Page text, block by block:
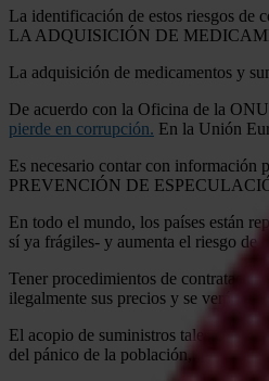
La identificación de estos riesgos de
LA ADQUISICIÓN DE
La adquisición de medicamentos y
De acuerdo con la Oficina de la
pierde en corrupción. En la Unión
Es necesario contar con información
PREVENCIÓN DE
En todo el mundo, los países están
sí ya frágiles- y aumenta el riesgo de
Tener procedimientos de contratación
ilegalmente sus precios y se verán
El acopio de suministros tales como
del pánico de la población, algunos